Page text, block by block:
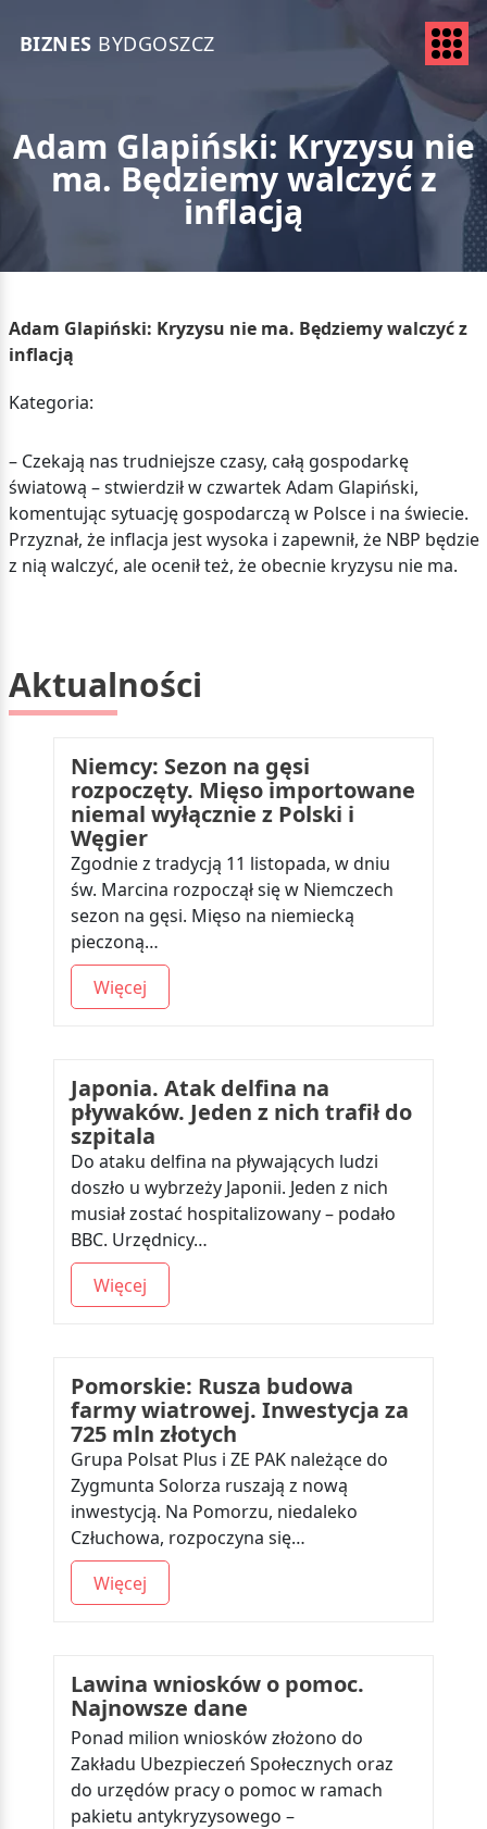
BIZNES BYDGOSZCZ
Adam Glapiński: Kryzysu nie
ma. Będziemy walczyć z
inflacją
Adam Glapiński: Kryzysu nie ma. Będziemy walczyć z
inflacją
Kategoria:
– Czekają nas trudniejsze czasy, całą gospodarkę
światową – stwierdził w czwartek Adam Glapiński,
komentując sytuację gospodarczą w Polsce i na świecie.
Przyznał, że inflacja jest wysoka i zapewnił, że NBP będzie
z nią walczyć, ale ocenił też, że obecnie kryzysu nie ma.
Aktualności
Niemcy: Sezon na gęsi
rozpoczęty. Mięso importowane
niemal wyłącznie z Polski i
Węgier
Zgodnie z tradycją 11 listopada, w dniu
św. Marcina rozpoczął się w Niemczech
sezon na gęsi. Mięso na niemiecką
pieczoną…
Więcej
Japonia. Atak delfina na
pływaków. Jeden z nich trafił do
szpitala
Do ataku delfina na pływających ludzi
doszło u wybrzeży Japonii. Jeden z nich
musiał zostać hospitalizowany – podało
BBC. Urzędnicy…
Więcej
Pomorskie: Rusza budowa
farmy wiatrowej. Inwestycja za
725 mln złotych
Grupa Polsat Plus i ZE PAK należące do
Zygmunta Solorza ruszają z nową
inwestycją. Na Pomorzu, niedaleko
Człuchowa, rozpoczyna się…
Więcej
Lawina wniosków o pomoc.
Najnowsze dane
Ponad milion wniosków złożono do
Zakładu Ubezpieczeń Społecznych oraz
do urzędów pracy o pomoc w ramach
pakietu antykryzysowego –